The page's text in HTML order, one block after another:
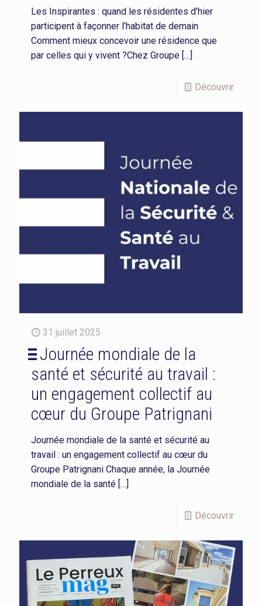
Les Inspirantes : quand les résidentes d’hier
participent à façonner l’habitat de demain
Comment mieux concevoir une résidence que
par celles qui y vivent ?Chez Groupe […]
Découvrir
31 juillet 2025
Journée mondiale de la
santé et sécurité au travail :
un engagement collectif au
cœur du Groupe Patrignani
Journée mondiale de la santé et sécurité au
travail : un engagement collectif au cœur du
Groupe Patrignani Chaque année, la Journée
mondiale de la santé […]
Découvrir